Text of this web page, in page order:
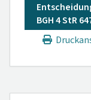
BGH 4 StR